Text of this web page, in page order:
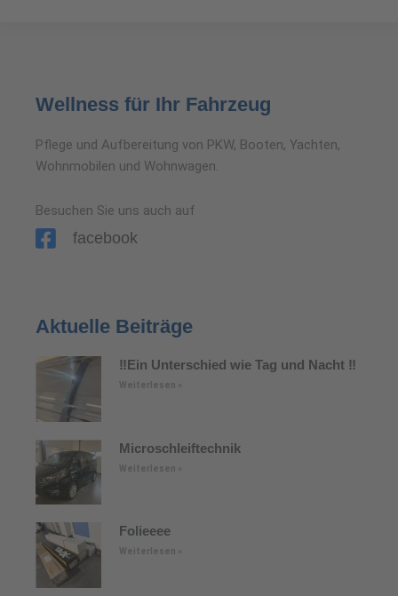
Wellness für Ihr Fahrzeug
Pflege und Aufbereitung von PKW, Booten, Yachten,
Wohnmobilen und Wohnwagen.
Besuchen Sie uns auch auf
facebook
Aktuelle Beiträge
‼️Ein Unterschied wie Tag und Nacht ‼️
Weiterlesen »
Microschleiftechnik
Weiterlesen »
Folieeee
Weiterlesen »